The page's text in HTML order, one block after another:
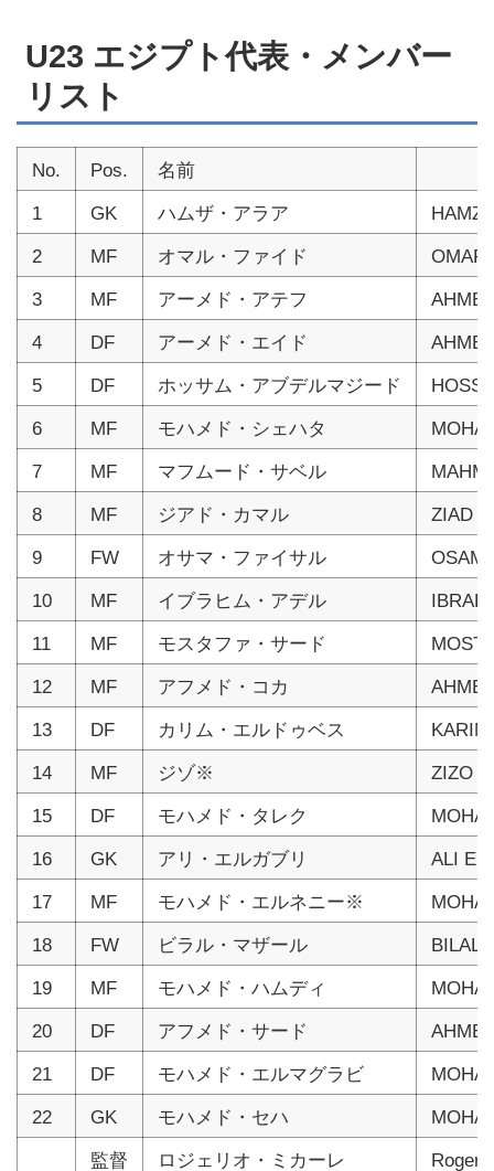
U23 エジプト代表・メンバー
リスト
No. Pos.
名前
1
GK ハムザ・アラア
2
MF オマル・ファイド
OMAR
3
MF アーメド・アテフ
4
DF アーメド・エイド
5
DF ホッサム・アブデルマジード
6
MF モハメド・シェハタ
7
MF マフムード・サベル
8
MF ジアド・カマル
ZIAD
9
FW オサマ・ファイサル
10
MF イブラヒム・アデル
11
MF モスタファ・サード
12
MF アフメド・コカ
13
DF カリム・エルドゥベス
14
MF ジゾ※
ZIZO
15
DF モハメド・タレク
16
GK アリ・エルガブリ
ALI EL
17
MF モハメド・エルネニー※
18
FW ビラル・マザール
BILAL
19
MF モハメド・ハムディ
20
DF アフメド・サード
21
DF モハメド・エルマグラビ
22
GK モハメド・セハ
監督
ロジェリオ・ミカーレ